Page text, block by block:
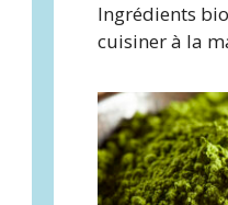
Ingrédients
cuisiner à la